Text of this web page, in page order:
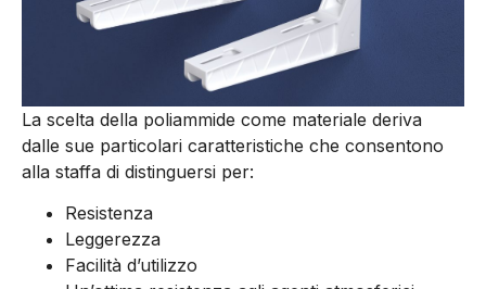
La scelta della poliammide come materiale deriva
dalle sue particolari caratteristiche che consentono
alla staffa di distinguersi per:
Resistenza
Leggerezza
Facilità d’utilizzo